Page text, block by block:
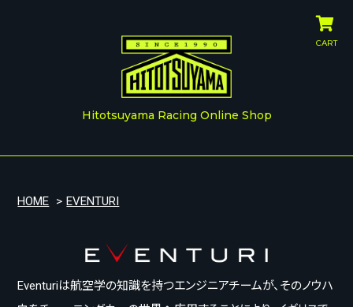
Hitotsuyama Racing Online Shop
CART
HOME > EVENTURI
Eventuriは航空学の知識を持つエンジニアチームが、そのノウハ